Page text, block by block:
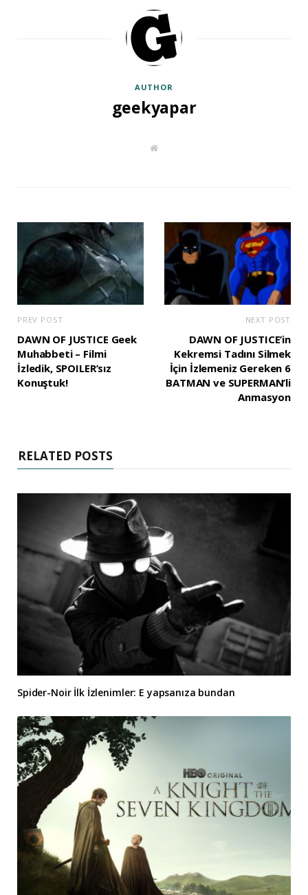
AUTHOR
geekyapar
W
PREV POST
DAWN OF JUSTICE Geek
Muhabbeti – Filmi
İzledik, SPOILER’sız
Konuştuk!
NEXT POST
DAWN OF JUSTICE’in
Kekremsi Tadını Silmek
İçin İzlemeniz Gereken 6
BATMAN ve SUPERMAN’li
Anmasyon
RELATED POSTS
Spider-Noir İlk İzlenimler: E yapsanıza bundan